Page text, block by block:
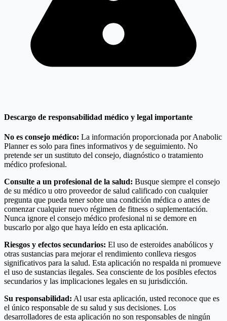
Descargo de responsabilidad médico y legal importante
No es consejo médico: La información proporcionada por Anabolic
Planner es solo para fines informativos y de seguimiento. No
pretende ser un sustituto del consejo, diagnóstico o tratamiento
médico profesional.
Consulte a un profesional de la salud: Busque siempre el consejo
de su médico u otro proveedor de salud calificado con cualquier
pregunta que pueda tener sobre una condición médica o antes de
comenzar cualquier nuevo régimen de fitness o suplementación.
Nunca ignore el consejo médico profesional ni se demore en
buscarlo por algo que haya leído en esta aplicación.
Riesgos y efectos secundarios: El uso de esteroides anabólicos y
otras sustancias para mejorar el rendimiento conlleva riesgos
significativos para la salud. Esta aplicación no respalda ni promueve
el uso de sustancias ilegales. Sea consciente de los posibles efectos
secundarios y las implicaciones legales en su jurisdicción.
Su responsabilidad: Al usar esta aplicación, usted reconoce que es
el único responsable de su salud y sus decisiones. Los
desarrolladores de esta aplicación no son responsables de ningún